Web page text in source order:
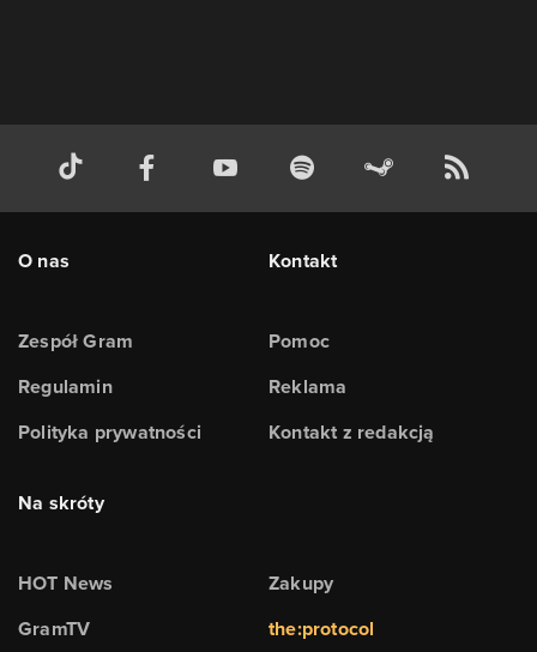
O nas
Zespół Gram
Regulamin
Polityka prywatności
Kontakt
Pomoc
Reklama
Kontakt z redakcją
Na skróty
HOT News
GramTV
Zakupy
the:protocol